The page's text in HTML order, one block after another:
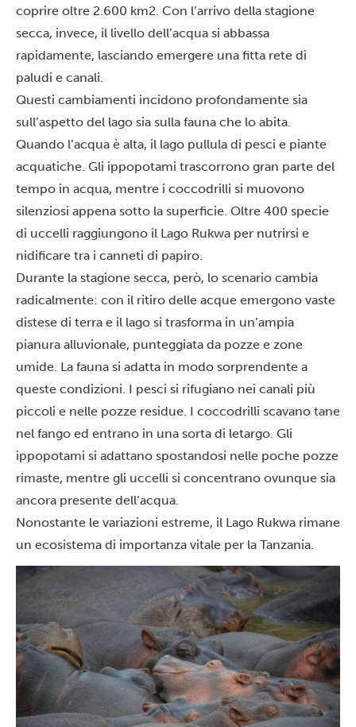
coprire oltre 2.600 km2. Con l’arrivo della stagione
secca, invece, il livello dell’acqua si abbassa
rapidamente, lasciando emergere una fitta rete di
paludi e canali.
Questi cambiamenti incidono profondamente sia
sull’aspetto del lago sia sulla fauna che lo abita.
Quando l’acqua è alta, il lago pullula di pesci e piante
acquatiche. Gli ippopotami trascorrono gran parte del
tempo in acqua, mentre i coccodrilli si muovono
silenziosi appena sotto la superficie. Oltre 400 specie
di uccelli raggiungono il Lago Rukwa per nutrirsi e
nidificare tra i canneti di papiro.
Durante la stagione secca, però, lo scenario cambia
radicalmente: con il ritiro delle acque emergono vaste
distese di terra e il lago si trasforma in un’ampia
pianura alluvionale, punteggiata da pozze e zone
umide. La fauna si adatta in modo sorprendente a
queste condizioni. I pesci si rifugiano nei canali più
piccoli e nelle pozze residue. I coccodrilli scavano tane
nel fango ed entrano in una sorta di letargo. Gli
ippopotami si adattano spostandosi nelle poche pozze
rimaste, mentre gli uccelli si concentrano ovunque sia
ancora presente dell’acqua.
Nonostante le variazioni estreme, il Lago Rukwa rimane
un ecosistema di importanza vitale per la Tanzania.